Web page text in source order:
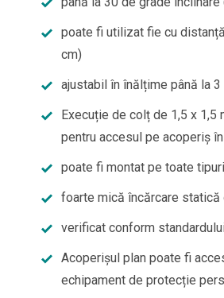
poate fi utilizat fie cu
cm)
ajustabil în înălțime până la
Execuție de colț de 1,5 x
pentru accesul pe acoperiș
poate fi montat pe toate
foarte mică încărcare
verificat conform
Acoperișul plan poate fi
echipament de protecție